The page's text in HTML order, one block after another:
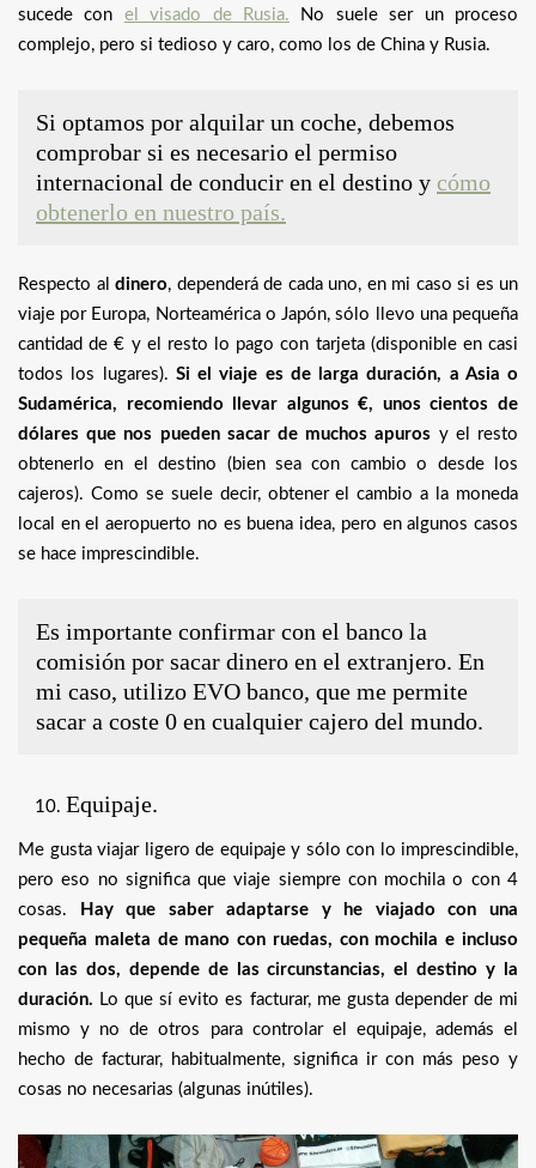
sucede con el visado de Rusia. No suele ser un proceso
complejo, pero si tedioso y caro, como los de China y Rusia.
Si optamos por alquilar un coche, debemos
comprobar si es necesario el permiso
internacional de conducir en el destino y cómo
obtenerlo en nuestro país.
Respecto al dinero, dependerá de cada uno, en mi caso si es un
viaje por Europa, Norteamérica o Japón, sólo llevo una pequeña
cantidad de € y el resto lo pago con tarjeta (disponible en casi
todos los lugares). Si el viaje es de larga duración, a Asia o
Sudamérica, recomiendo llevar algunos €, unos cientos de
dólares que nos pueden sacar de muchos apuros y el resto
obtenerlo en el destino (bien sea con cambio o desde los
cajeros). Como se suele decir, obtener el cambio a la moneda
local en el aeropuerto no es buena idea, pero en algunos casos
se hace imprescindible.
Es importante confirmar con el banco la
comisión por sacar dinero en el extranjero. En
mi caso, utilizo EVO banco, que me permite
sacar a coste 0 en cualquier cajero del mundo.
Equipaje.
Me gusta viajar ligero de equipaje y sólo con lo imprescindible,
pero eso no significa que viaje siempre con mochila o con 4
cosas.
Hay que saber adaptarse y he viajado con una
pequeña maleta de mano con ruedas, con mochila e incluso
con las dos, depende de las circunstancias, el destino y la
duración. Lo que sí evito es facturar, me gusta depender de mi
mismo y no de otros para controlar el equipaje, además el
hecho de facturar, habitualmente, significa ir con más peso y
cosas no necesarias (algunas inútiles).